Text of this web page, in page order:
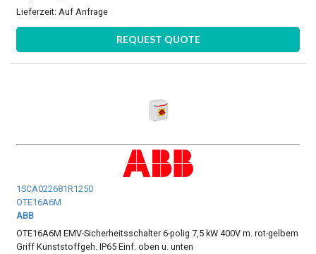
Lieferzeit: Auf Anfrage
REQUEST QUOTE
1SCA022681R1250
OTE16A6M
ABB
OTE16A6M EMV-Sicherheitsschalter 6-polig 7,5 kW 400V m. rot-gelbem
Griff Kunststoffgeh. IP65 Einf. oben u. unten